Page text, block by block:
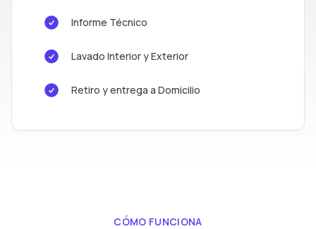
Informe Técnico
Lavado Interior y Exterior
Retiro y entrega a Domicilio
CÓMO FUNCIONA